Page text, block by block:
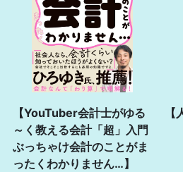
【YouTuber会計士がゆる
～く教える会計「超」入門
ぶっちゃけ会計のことがま
ったくわかりません…】